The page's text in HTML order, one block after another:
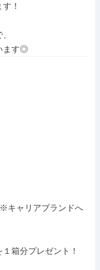
！
ます◎
キャリアブランドへ
箱分プレゼント！